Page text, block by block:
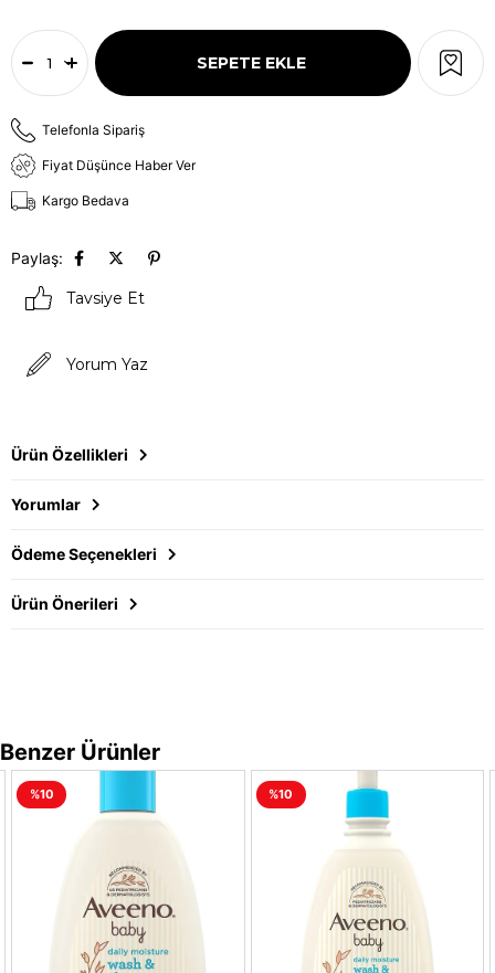
Telefonla Sipariş
Fiyat Düşünce Haber Ver
Kargo Bedava
Paylaş:
Tavsiye Et
Yorum Yaz
Ürün Özellikleri
Yorumlar
Ödeme Seçenekleri
Ürün Önerileri
Benzer Ürünler
%10 %10